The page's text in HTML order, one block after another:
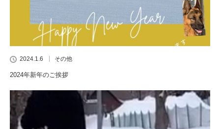
2024.1.6 その他
2024年新年のご挨拶